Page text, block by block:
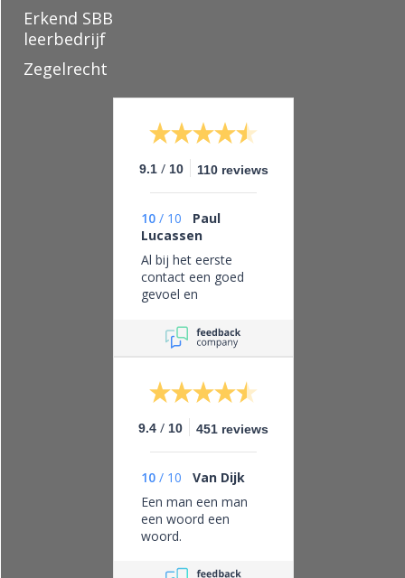
Erkend SBB
leerbedrijf
Zegelrecht
9.1 / 10 110 reviews
10 / 10
Paul
Lucassen
Al bij het eerste
contact een goed
gevoel en
bedrijf, eerlijk zaken
doen en leveren wat
je belooft.
9.4 / 10 451 reviews
10 / 10
Van Dijk
Een man een man
een woord een
woord.